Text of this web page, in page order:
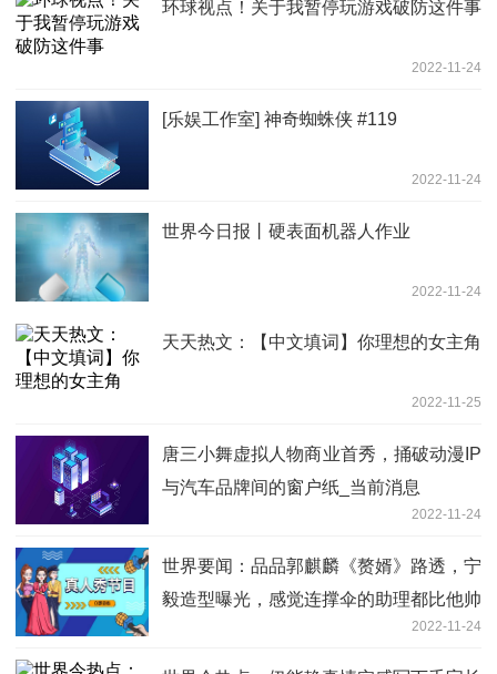
环球视点！关于我暂停玩游戏破防这件事
2022-11-24
[乐娱工作室] 神奇蜘蛛侠 #119
2022-11-24
世界今日报丨硬表面机器人作业
2022-11-24
天天热文：【中文填词】你理想的女主角
2022-11-25
唐三小舞虚拟人物商业首秀，捅破动漫IP
与汽车品牌间的窗户纸_当前消息
2022-11-24
世界要闻：品品郭麒麟《赘婿》路透，宁
毅造型曝光，感觉连撑伞的助理都比他帅
2022-11-24